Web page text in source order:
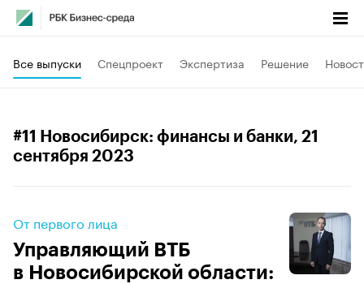
Все выпуски Спецпроект Экспертиза Решение
#11 Новосибирск: финансы и банки, 21
сентября 2023
От первого лица
Управляющий ВТБ
в Новосибирской области: